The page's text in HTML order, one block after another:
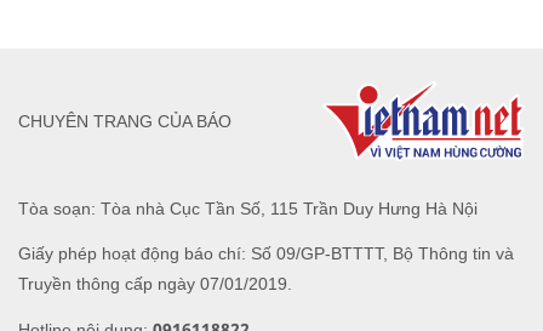
Tòa soạn: Tòa nhà Cục Tần Số, 115 Trần Duy Hưng Hà Nội
Giấy phép hoạt động báo chí: Số 09/GP-BTTTT, Bộ Thông tin và
Truyền thông cấp ngày 07/01/2019.
CHUYÊN TRANG CỦA BÁO